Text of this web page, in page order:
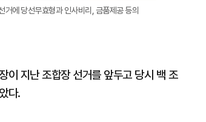
에 당선무효형과 인사비리, 금품제공 등의
이 지난 조합장 선거를 앞두고 당시 백 조
다.